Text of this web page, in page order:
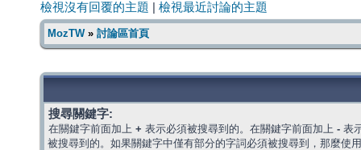
檢視沒有回覆的主題 檢視最近討論的主題
MozTW» 討論區首頁
搜尋關鍵字:
在關鍵字前面加上 + 表示必須被搜尋到的。在關鍵字前面加上 - 表
被搜尋到的。如果關鍵字中僅有部分的字詞必須被搜尋到，那麼使